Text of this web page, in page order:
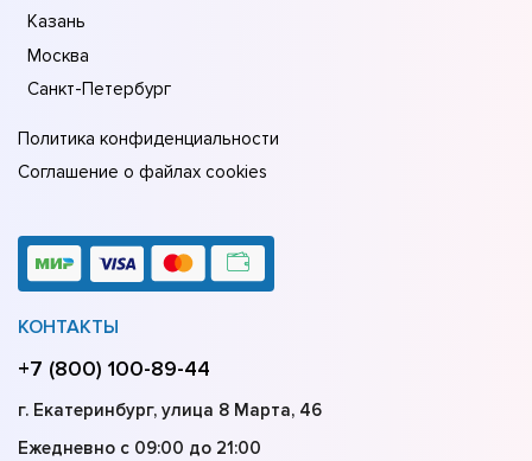
Казань
Москва
Санкт-Петербург
Политика конфиденциальности
Соглашение о файлах cookies
КОНТАКТЫ
+7 (800) 100-89-44
г. Екатеринбург, улица 8 Марта, 46
Ежедневно с 09:00 до 21:00